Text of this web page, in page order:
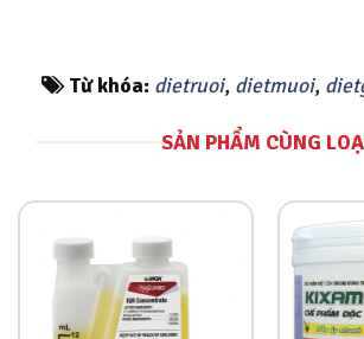
Từ khóa: dietruoi, dietmuoi,
SẢN PHẨM CÙNG